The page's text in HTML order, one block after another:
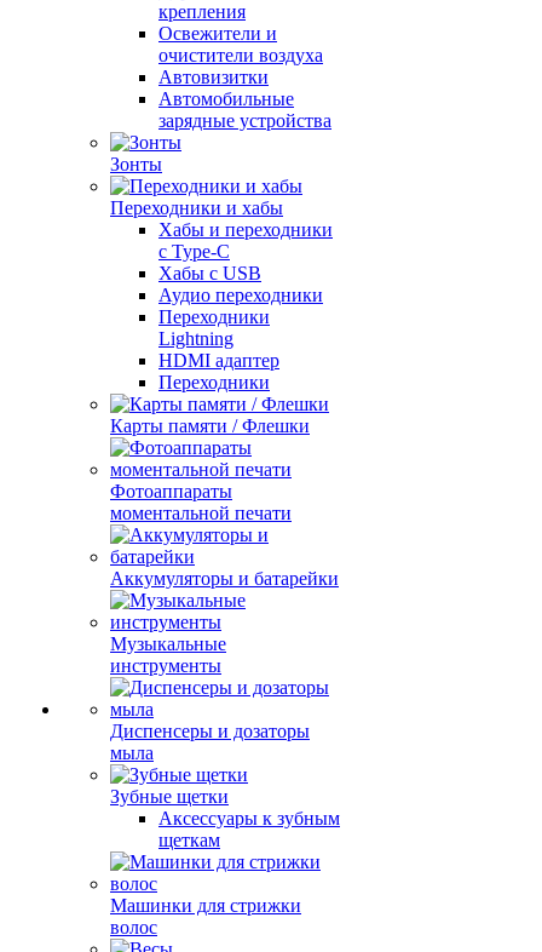
крепления
Освежители и
очистители воздуха
Автовизитки
Автомобильные
зарядные устройства
Зонты
Переходники и хабы
Хабы и переходники
с Type-C
Хабы с USB
Аудио переходники
Переходники
Lightning
HDMI адаптер
Переходники
Карты памяти / Флешки
Фотоаппараты
моментальной печати
Аккумуляторы и батарейки
Музыкальные
инструменты
Диспенсеры и дозаторы
мыла
Зубные щетки
Аксессуары к зубным
щеткам
Машинки для стрижки
волос